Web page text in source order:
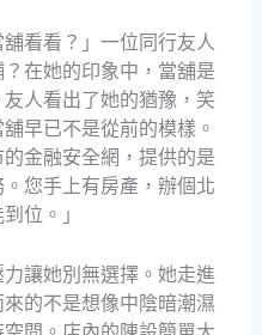
舖看看？」一位同行友人
在她的印象中，當舖是
人看出了她的猶豫，笑
早已不是從前的模樣。
金融安全網，提供的是
您手上有房產，辦個北
位。」
讓她別無選擇。她走進
的不是想像中陰暗潮濕